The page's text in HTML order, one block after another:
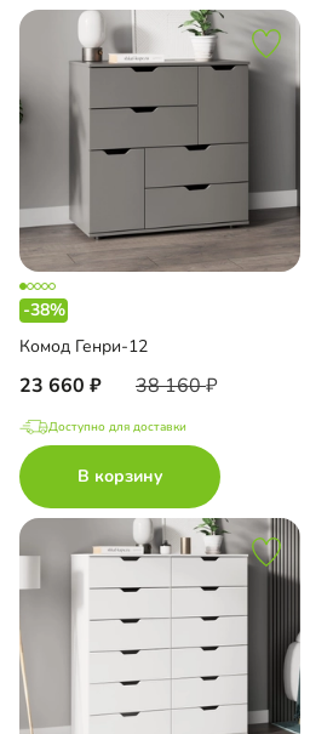
-38%
Комод Генри-12
23 660 38 160
Доступно для доставки
В корзину